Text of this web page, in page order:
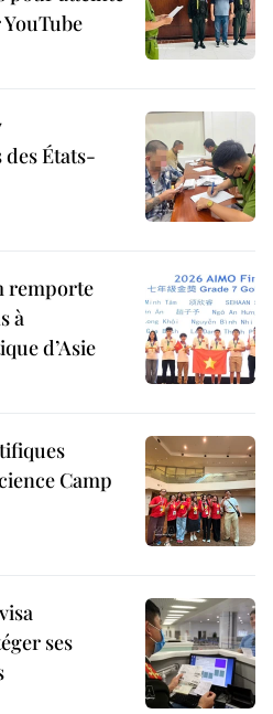
des États-
remporte
à
d’Asie
Camp
ses